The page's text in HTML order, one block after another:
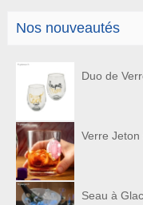
Nos nouveautés
Duo de
Verre
Seau à